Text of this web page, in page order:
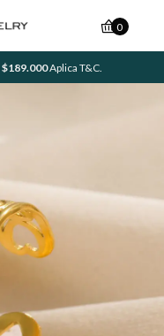
$189.000Aplica T&C.
0